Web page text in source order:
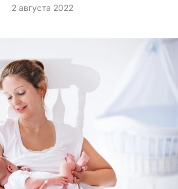
2 августа 2022